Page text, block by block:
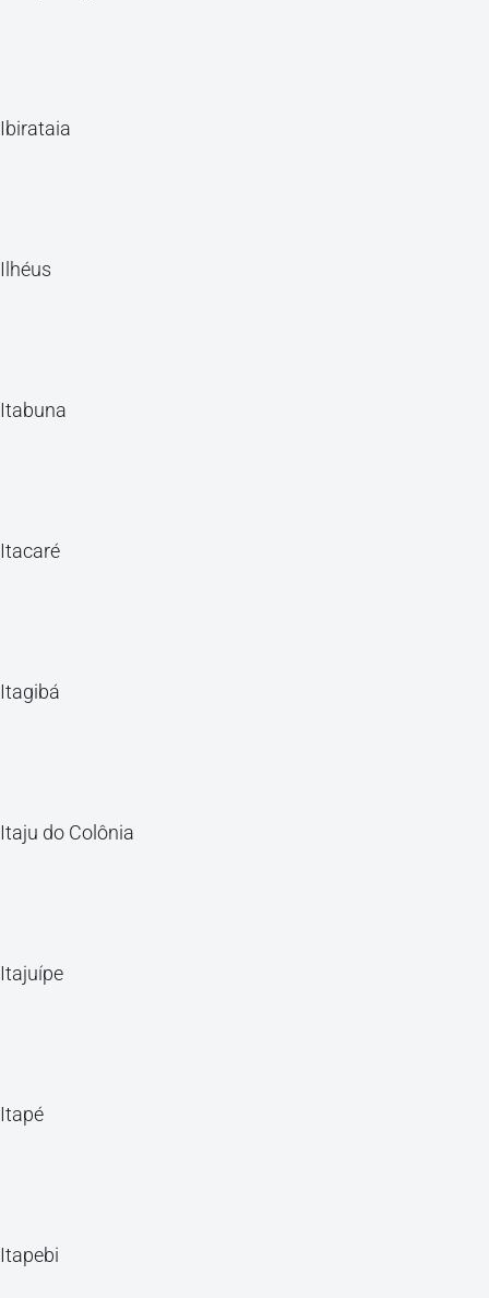
Ibirataia
Ilhéus
Itabuna
Itacaré
Itagibá
Itaju do Colônia
Itajuípe
Itapé
Itapebi